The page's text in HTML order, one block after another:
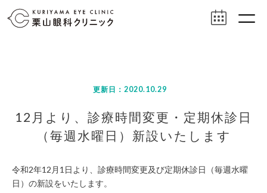
更新日：2020.10.29
12月より、診療時間変更・定期休診日
（毎週水曜日）新設いたします
令和2年12月1日より、診療時間変更及び定期休診日（毎週水曜
日）の新設をいたします。